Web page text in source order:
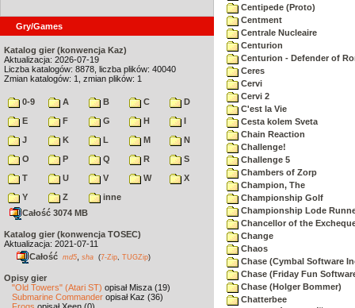
Gry/Games
Katalog gier (konwencja Kaz)
Aktualizacja: 2026-07-19
Liczba katalogów: 8878, liczba plików: 40040
Zmian katalogów: 1, zmian plików: 1
0-9 A B C
D
E
F G H
I
J
K L M
N
O
P Q R
S
T
U V W
X
Y
Z
inne
Całość 3074 MB
Katalog gier (konwencja TOSEC)
Aktualizacja: 2021-07-11
Całość md5 sha (7-Zip TUGZip)
Opisy gier
"Old Towers" (Atari ST) opisał Misza (19)
Submarine Commander opisał Kaz (36)
Centipede (Proto)
Centment
Centrale Nucleaire
Centurion
Centurion - Defender of
Ceres
Cervi
Cervi 2
C'est la Vie
Cesta kolem Sveta
Chain Reaction
Challenge!
Challenge 5
Chambers of Zorp
Champion, The
Championship Golf
Championship Lode
Chancellor of the
Change
Chaos
Chase (Cymbal Software
Chase (Friday Fun
Chase (Holger Bommer)
Chatterbee